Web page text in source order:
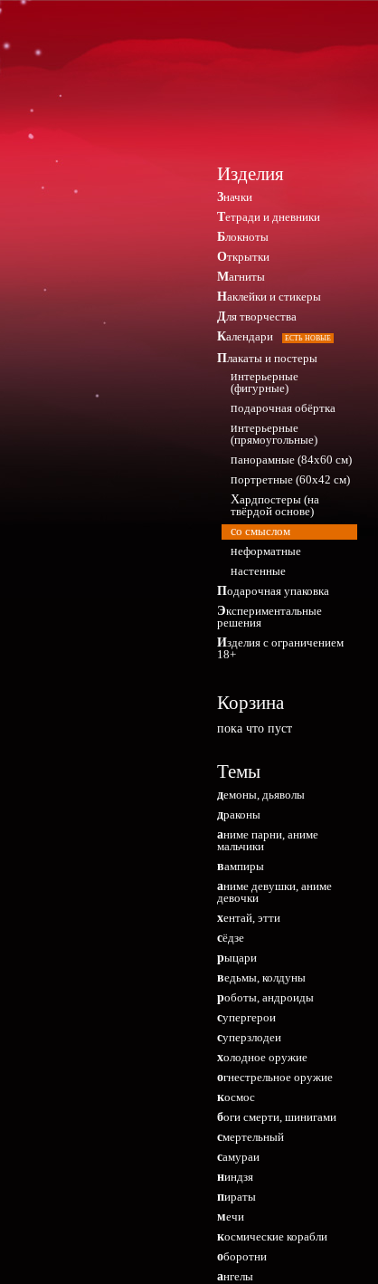
Изделия
Значки
Тетради и дневники
Блокноты
Открытки
Магниты
Наклейки и стикеры
Для творчества
Календари
ЕСТЬ НОВЫЕ
Плакаты и постеры
интерьерные
(фигурные)
подарочная обёртка
интерьерные
(прямоугольные)
панорамные (84х60 см)
портретные (60х42 см)
Хардпостеры (на
твёрдой основе)
со смыслом
неформатные
настенные
Подарочная упаковка
Экспериментальные
решения
Изделия с ограничением
18+
Корзина
пока что пуст
Темы
демоны, дьяволы
драконы
аниме парни, аниме
мальчики
вампиры
аниме девушки, аниме
девочки
хентай, этти
сёдзе
рыцари
ведьмы, колдуны
роботы, андроиды
супергерои
суперзлодеи
холодное оружие
огнестрельное оружие
космос
боги смерти, шинигами
смертельный
самураи
ниндзя
пираты
мечи
космические корабли
оборотни
ангелы